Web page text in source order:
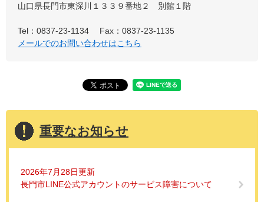
山口県長門市東深川１３３９番地２ 別館１階
Tel：0837-23-1134
Fax：0837-23-1135
メールでのお問い合わせはこちら
重要なお知らせ
2026年7月28日更新
長門市LINE公式アカウントのサービス障害について